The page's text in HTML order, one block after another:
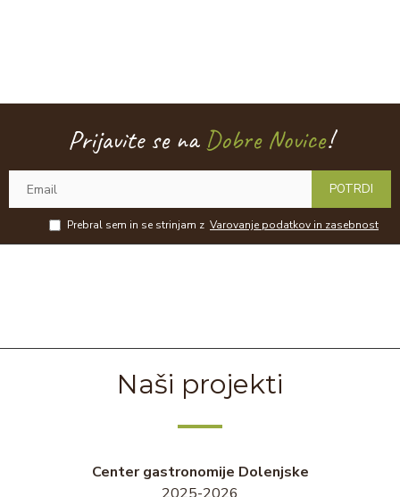
Prijavite se naDobre Novice!
POTRDI
Prebral sem in se strinjam z Varovanje podatkov in zasebnost
Naši projekti
Center gastronomije Dolenjske